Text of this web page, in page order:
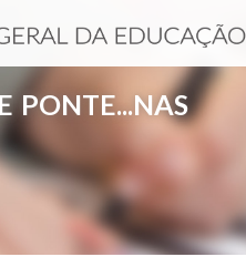
PONTE...NAS